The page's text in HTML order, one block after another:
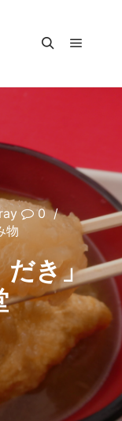
0
物
だき」